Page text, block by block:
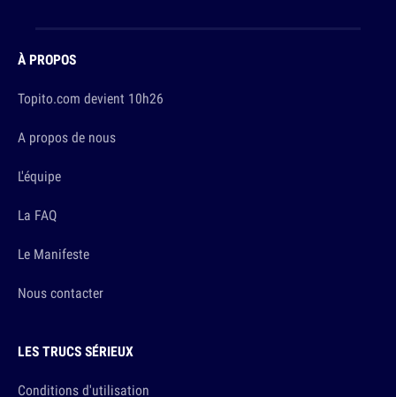
À PROPOS
Topito.com devient 10h26
A propos de nous
L'équipe
La FAQ
Le Manifeste
Nous contacter
LES TRUCS SÉRIEUX
Conditions d'utilisation